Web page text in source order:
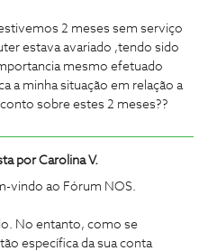
2 meses sem serviço
estava avariado ,tendo sido
mesmo efetuado
a minha situação em relação a
sobre estes 2 meses??
porCarolina V.
vindo ao Fórum NOS.
No entanto, como se
específica da sua conta